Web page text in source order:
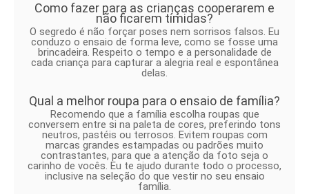
Como fazer para as crianças cooperarem e
não ficarem tímidas?
O segredo é não forçar poses nem sorrisos falsos. Eu
conduzo o ensaio de forma leve, como se fosse uma
brincadeira. Respeito o tempo e a personalidade de
cada criança para capturar a alegria real e espontânea
delas.
Qual a melhor roupa para o ensaio de família?
Recomendo que a família escolha roupas que
conversem entre si na paleta de cores, preferindo tons
neutros, pastéis ou terrosos. Evitem roupas com
marcas grandes estampadas ou padrões muito
contrastantes, para que a atenção da foto seja o
carinho de vocês. Eu te ajudo durante todo o processo,
inclusive na seleção do que vestir no seu ensaio
família.